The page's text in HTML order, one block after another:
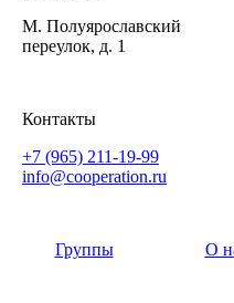
М. Полуярославский
переулок, д. 1
Контакты
+7 (965) 211-19-99
info@cooperation.ru
Группы О